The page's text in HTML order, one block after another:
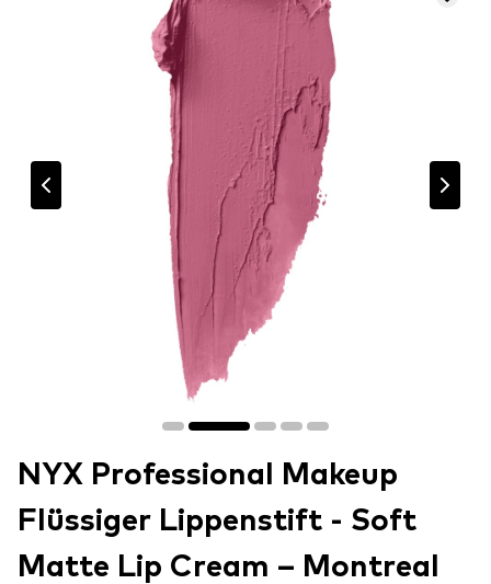
NYX Professional Makeup
Flüssiger Lippenstift - Soft
Matte Lip Cream – Montreal